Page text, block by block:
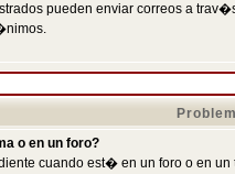
pueden enviar correos a
o en un foro?
cuando est� en un foro o en